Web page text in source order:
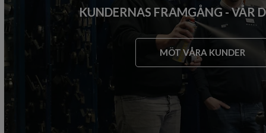
KUNDERNAS FRAMGÅNG - VÅR
MÖT VÅRA KUNDER